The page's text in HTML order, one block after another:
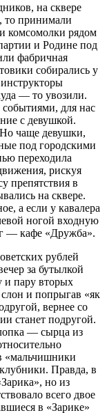
на сквере
то принимали
комсомолки рядом
и Родине под
фабричная
собирались у
— то увозили.
для нас
с девушкой.
чаще девушки,
под городскими
переходила
рискуя
препятствия в
на сквере.
а если у кавалера
ногой входную
— кафе «Дружба».
рублей
за бутылкой
и пару вторых
и попрыгав «як
вернее со
станет подругой.
— сырца из
«мальчишники
Правда, в
но из
всего двое
в «Зарике»